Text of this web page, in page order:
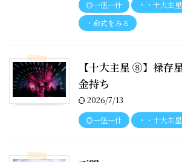
◎一伍一什 ・・十大主星
・命式をみる
【十大主星 ⑧】禄存
金持ち
2026/7/13
◎一伍一什 ・・十大主星